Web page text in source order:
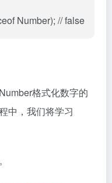
Number); // false
格式化数字的
中，我们将学习